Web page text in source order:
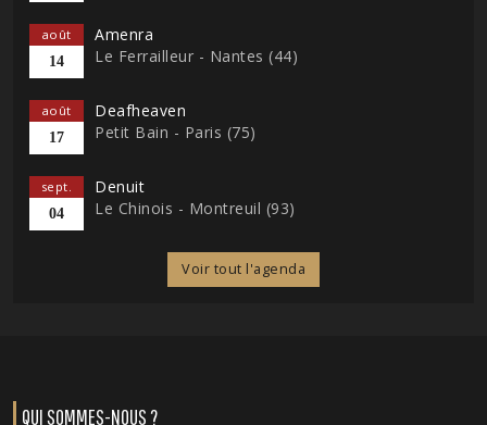
août
14
Amenra
Le Ferrailleur - Nantes (44)
août
17
Deafheaven
Petit Bain - Paris (75)
sept.
04
Denuit
Le Chinois - Montreuil (93)
Voir tout l'agenda
QUI SOMMES-NOUS ?